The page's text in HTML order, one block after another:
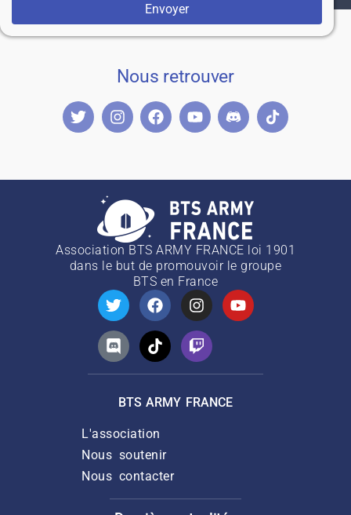
Envoyer
Nous retrouver
Association BTS ARMY FRANCE loi 1901
dans le but de promouvoir le groupe
BTS en France
BTS ARMY FRANCE
L'association
Nous soutenir
Nous contacter